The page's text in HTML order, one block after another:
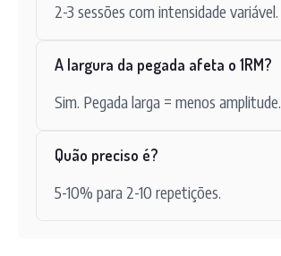
2-3 sessões com intensidade variável.
A largura da pegada afeta o 1RM?
Sim. Pegada larga = menos amplitude.
Quão preciso é?
5-10% para 2-10 repetições.